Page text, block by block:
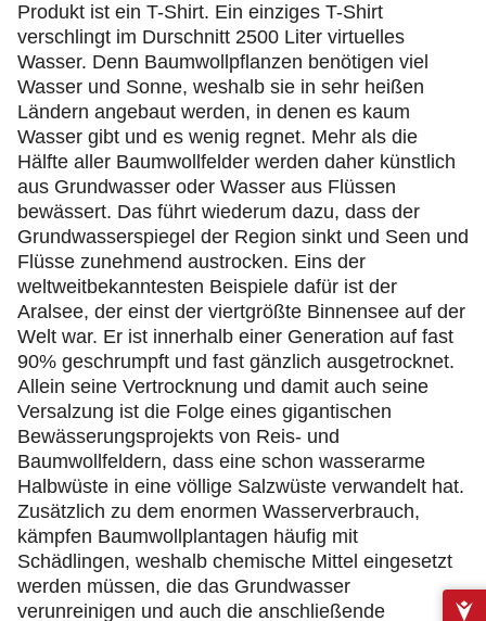
Produkt ist ein T-Shirt. Ein einziges T-Shirt
verschlingt im Durschnitt 2500 Liter virtuelles
Wasser. Denn Baumwollpflanzen benötigen viel
Wasser und Sonne, weshalb sie in sehr heißen
Ländern angebaut werden, in denen es kaum
Wasser gibt und es wenig regnet. Mehr als die
Hälfte aller Baumwollfelder werden daher künstlich
aus Grundwasser oder Wasser aus Flüssen
bewässert. Das führt wiederum dazu, dass der
Grundwasserspiegel der Region sinkt und Seen und
Flüsse zunehmend austrocken. Eins der
weltweitbekanntesten Beispiele dafür ist der
Aralsee, der einst der viertgrößte Binnensee auf der
Welt war. Er ist innerhalb einer Generation auf fast
90% geschrumpft und fast gänzlich ausgetrocknet.
Allein seine Vertrocknung und damit auch seine
Versalzung ist die Folge eines gigantischen
Bewässerungsprojekts von Reis- und
Baumwollfeldern, dass eine schon wasserarme
Halbwüste in eine völlige Salzwüste verwandelt hat.
Zusätzlich zu dem enormen Wasserverbrauch,
kämpfen Baumwollplantagen häufig mit
Schädlingen, weshalb chemische Mittel eingesetzt
werden müssen, die das Grundwasser
verunreinigen und auch die anschließende